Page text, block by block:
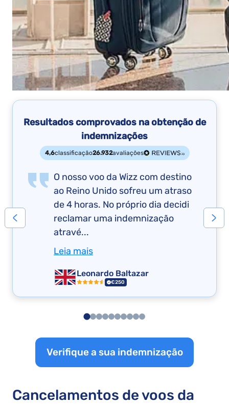
Resultados comprovados na obtenção de
indemnizações
4,6classificação26.932avaliações
O nosso voo da Wizz com destino
ao Reino Unido sofreu um atraso
de 4 horas. No próprio dia decidi
reclamar uma indemnização
atravé...
Leia mais
Leonardo Baltazar
€250
Verifique a sua indemnização
Cancelamentos de voos da